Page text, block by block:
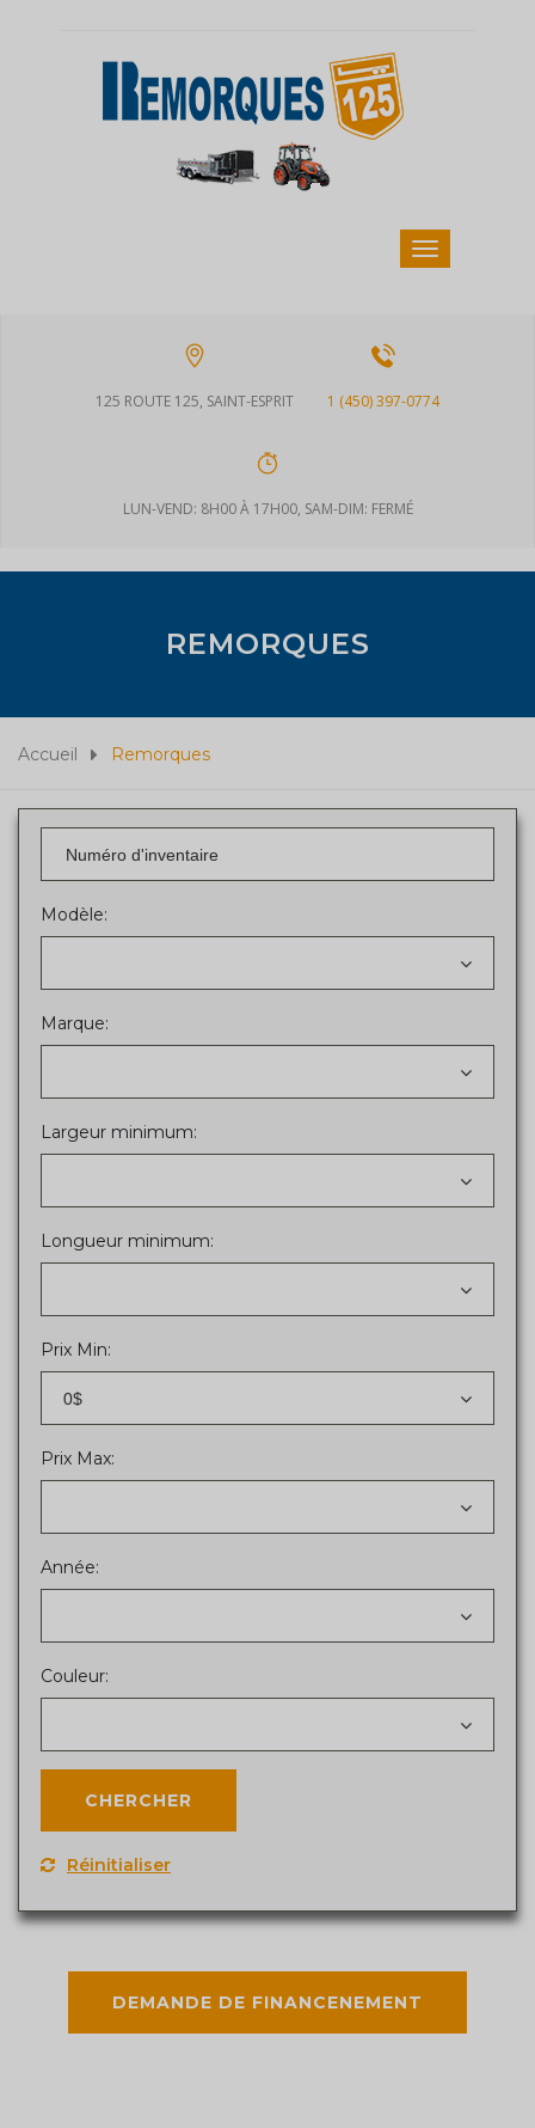
125 ROUTE 125, SAINT-ESPRIT 1 (450) 397-0774
LUN-VEND: 8H00 À 17H00, SAM-DIM: FERMÉ
REMORQUES
Accueil Remorques
Modèle:
Marque:
Largeur minimum:
Longueur minimum:
Prix Min:
0$
Prix Max:
Année:
Couleur:
Réinitialiser
DEMANDE DE FINANCENEMENT